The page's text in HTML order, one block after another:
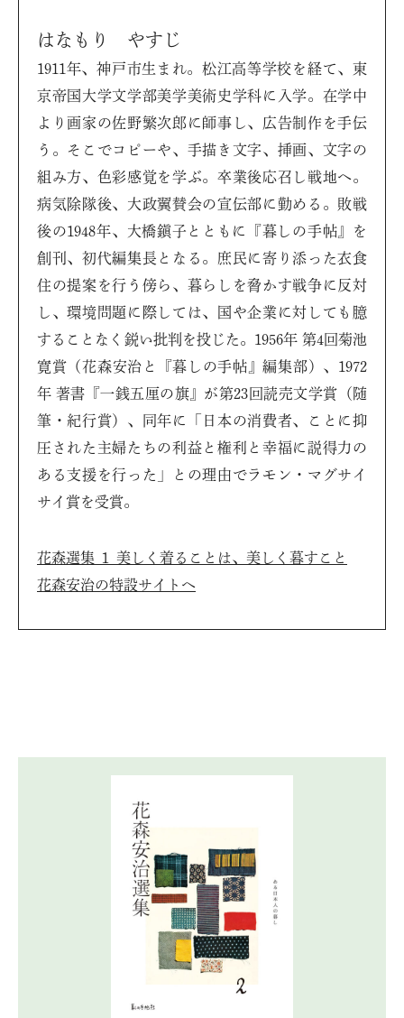
はなもり やすじ
1911年、神戸市生まれ。松江高等学校を経て、東
京帝国大学文学部美学美術史学科に入学。在学中
より画家の佐野繁次郎に師事し、広告制作を手伝
う。そこでコピーや、手描き文字、挿画、文字の
組み方、色彩感覚を学ぶ。卒業後応召し戦地へ。
病気除隊後、大政翼賛会の宣伝部に勤める。敗戦
後の1948年、大橋鎭子とともに『暮しの手帖』を
創刊、初代編集長となる。庶民に寄り添った衣食
住の提案を行う傍ら、暮らしを脅かす戦争に反対
し、環境問題に際しては、国や企業に対しても臆
することなく鋭い批判を投じた。1956年 第4回菊池
寛賞（花森安治と『暮しの手帖』編集部）、1972
年 著書『一銭五厘の旗』が第23回読売文学賞（随
筆・紀行賞）、同年に「日本の消費者、ことに抑
圧された主婦たちの利益と権利と幸福に説得力の
ある支援を行った」との理由でラモン・マグサイ
サイ賞を受賞。
花森選集 １ 美しく着ることは、美しく暮すこと
花森安治の特設サイトへ